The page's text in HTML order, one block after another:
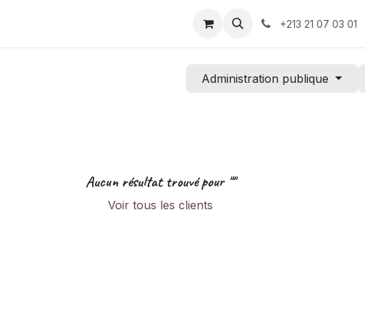
Boutique Recrutement Rendez-vous
+213 21 07 03 01
Administration publique
Aucun résultat trouvé pour ""
Voir tous les clients